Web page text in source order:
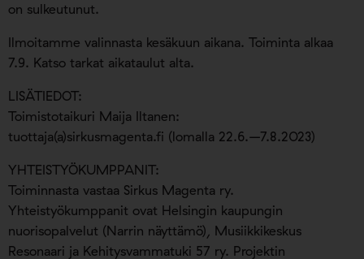
on sulkeutunut.
Ilmoitamme valinnasta kesäkuun aikana. Toiminta alkaa
7.9. Katso tarkat aikataulut alta.
LISÄTIEDOT:
Toimistotaikuri Maija Iltanen:
tuottaja(a)sirkusmagenta.fi (lomalla 22.6.–7.8.2023)
YHTEISTYÖKUMPPANIT:
Toiminnasta vastaa Sirkus Magenta ry.
Yhteistyökumppanit ovat Helsingin kaupungin
nuorisopalvelut (Narrin näyttämö), Musiikkikeskus
Resonaari ja Kehitysvammatuki 57 ry. Projektin